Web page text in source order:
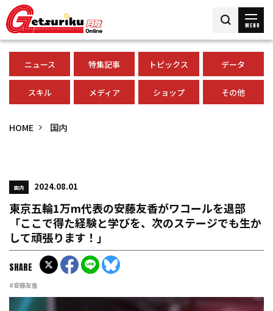
MENU
ニュース 特集記事 トピックス データ
スキル メディア ショップ その他
HOME 国内
国内 2024.08.01
東京五輪1万m代表の安藤友香がワコールを退部
「ここで得た経験と学びを、次のステージでも生か
して頑張ります！」
#安藤友香
SHARE